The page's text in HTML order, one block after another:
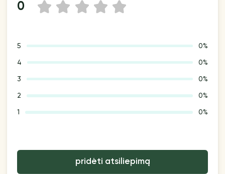
0 5
4
3
2
1
5 0%
4 0%
3 0%
2 0%
1 0%
pridėti atsiliepimą